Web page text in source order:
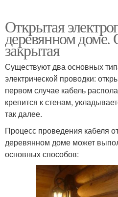
Открытая
деревянном доме.
закрытая
Существуют два основных
электрической проводки:
первом случае кабель
крепится к стенам,
так далее.
Процесс проведения кабеля
деревянном доме может
основных способов: